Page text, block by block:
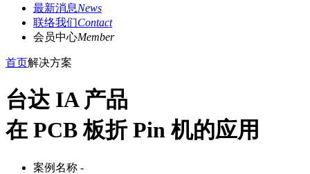
最新消息News
联络我们Contact
会员中心Member
首页解决方案
台达 IA 产品
在 PCB 板折 Pin 机的应用
案例名称 -